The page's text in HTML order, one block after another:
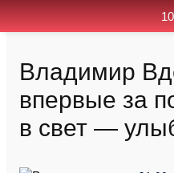
Владимир
впервые за
в свет —